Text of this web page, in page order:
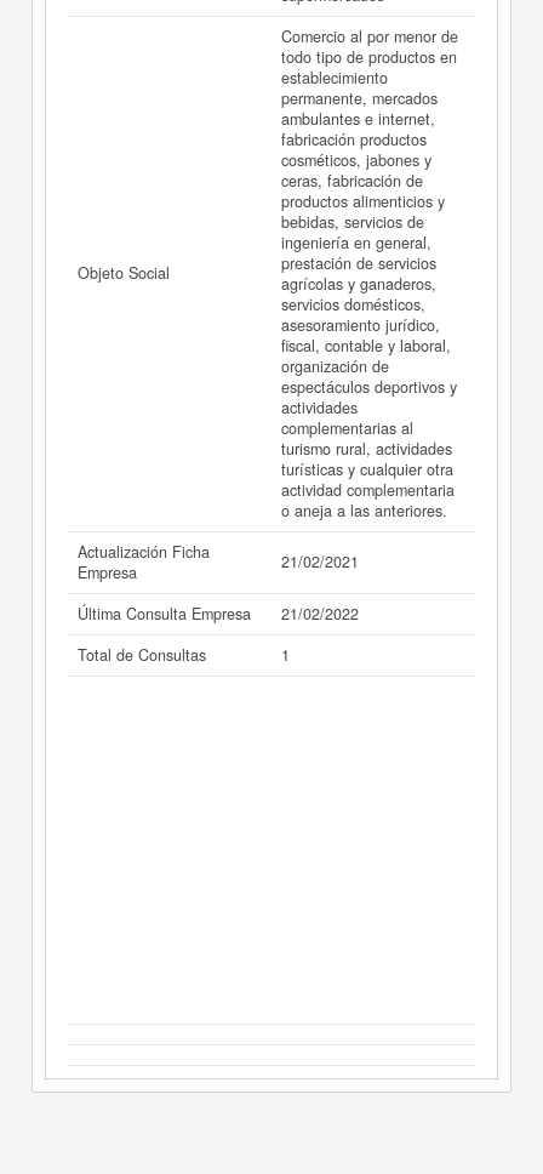
MAESTRAT COOP V y consultar los resultados de sus
años de actividad, así como los balances y cuentas de
resultados disponibles.
La última actualización del informe de empresa se ha
realizado el 21/02/2021.
Objeto Social
Comercio al por menor de
todo tipo de productos en
establecimiento
permanente, mercados
ambulantes e internet,
fabricación productos
cosméticos, jabones y
ceras, fabricación de
productos alimenticios y
bebidas, servicios de
ingeniería en general,
prestación de servicios
agrícolas y ganaderos,
servicios domésticos,
asesoramiento jurídico,
fiscal, contable y laboral,
organización de
espectáculos deportivos y
actividades
complementarias al
turismo rural, actividades
turísticas y cualquier otra
actividad complementaria
o aneja a las anteriores.
Actualización Ficha
Empresa
21/02/2021
Última Consulta Empresa
21/02/2022
Total de Consultas
1